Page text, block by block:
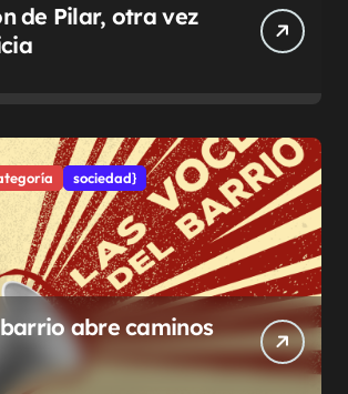
de Pilar, otra vez
sociedad}
abre caminos